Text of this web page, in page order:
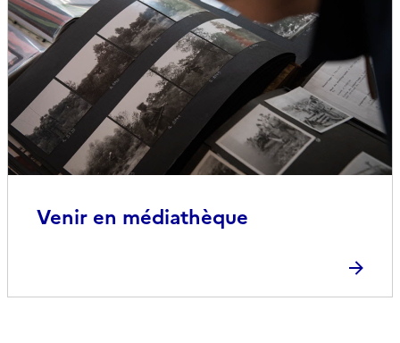
Venir en médiathèque